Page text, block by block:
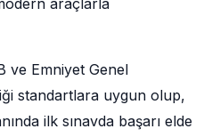
araçlarla
ve Emniyet Genel
standartlara uygun olup,
ilk sınavda başarı elde